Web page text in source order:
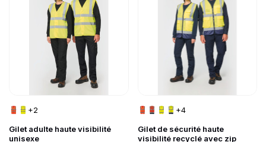
Gilet adulte haute visibilité
unisexe
+2
Gilet de sécurité haute
visibilité recyclé avec zip
+4